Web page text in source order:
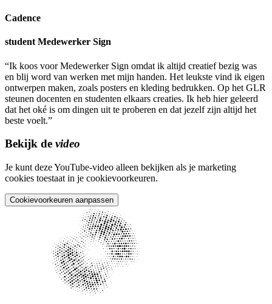
Cadence
student Medewerker Sign
“Ik koos voor Medewerker Sign omdat ik altijd creatief bezig was
en blij word van werken met mijn handen. Het leukste vind ik eigen
ontwerpen maken, zoals posters en kleding bedrukken. Op het GLR
steunen docenten en studenten elkaars creaties. Ik heb hier geleerd
dat het oké is om dingen uit te proberen en dat jezelf zijn altijd het
beste voelt.”
Bekijk de video
Je kunt deze YouTube-video alleen bekijken als je marketing
cookies toestaat in je cookievoorkeuren.
Cookievoorkeuren aanpassen